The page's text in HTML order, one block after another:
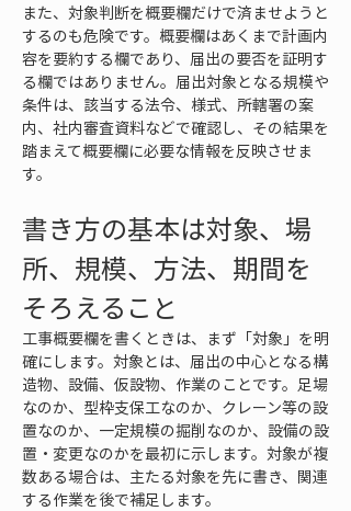
また、対象判断を概要欄だけで済ませようと
するのも危険です。概要欄はあくまで計画内
容を要約する欄であり、届出の要否を証明す
る欄ではありません。届出対象となる規模や
条件は、該当する法令、様式、所轄署の案
内、社内審査資料などで確認し、その結果を
踏まえて概要欄に必要な情報を反映させま
す。
書き方の基本は対象、場
所、規模、方法、期間を
そろえること
工事概要欄を書くときは、まず「対象」を明
確にします。対象とは、届出の中心となる構
造物、設備、仮設物、作業のことです。足場
なのか、型枠支保工なのか、クレーン等の設
置なのか、一定規模の掘削なのか、設備の設
置・変更なのかを最初に示します。対象が複
数ある場合は、主たる対象を先に書き、関連
する作業を後で補足します。